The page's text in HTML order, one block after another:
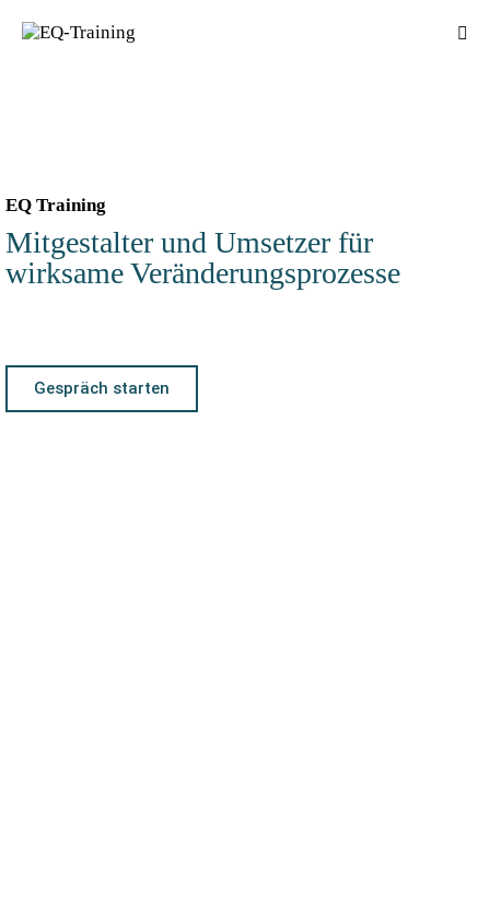
EQ Training
Mitgestalter und Umsetzer für
wirksame Veränderungsprozesse​
Gespräch starten